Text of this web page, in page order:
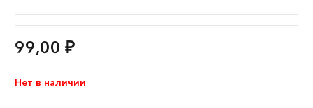
99,00 ₽
Нет в наличии